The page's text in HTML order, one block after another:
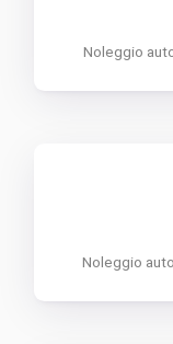
Noleggio
Noleggio